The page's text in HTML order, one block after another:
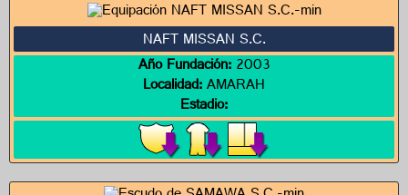
NAFT MISSAN S.C.
Año Fundación:2003
Localidad:AMARAH
Estadio: